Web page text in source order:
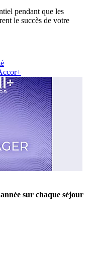
pendant que les
le succès de votre
sur chaque séjour